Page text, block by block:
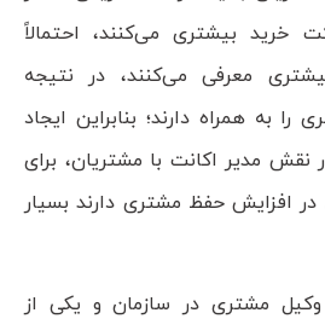
خرید بیشتری می‌کنند، احتمالاً
معرفی می‌کنند، در نتیجه
را به همراه دارند؛ بنابراین ایجاد
مدیر اکانت با مشتریان، برای
افزایش حفظ مشتری دارند بسیار
وکیل مشتری در سازمان و یکی از